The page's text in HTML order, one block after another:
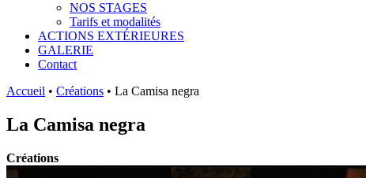
NOS STAGES
Tarifs et modalités
ACTIONS EXTÉRIEURES
GALERIE
Contact
Accueil • Créations • La Camisa negra
La Camisa negra
Créations